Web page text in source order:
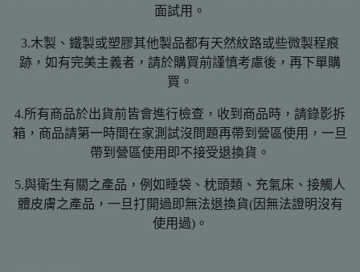
面試用。
3.木製、鐵製或塑膠其他製品都有天然紋路或些微製程痕
跡，如有完美主義者，請於購買前謹慎考慮後，再下單購
買。
4.所有商品於出貨前皆會進行檢查，收到商品時，請錄影拆
箱，商品請第一時間在家測試沒問題再帶到營區使用，一旦
帶到營區使用即不接受退換貨。
5.與衛生有關之產品，例如睡袋、枕頭類、充氣床、接觸人
體皮膚之產品，一旦打開過即無法退換貨(因無法證明沒有
使用過)。